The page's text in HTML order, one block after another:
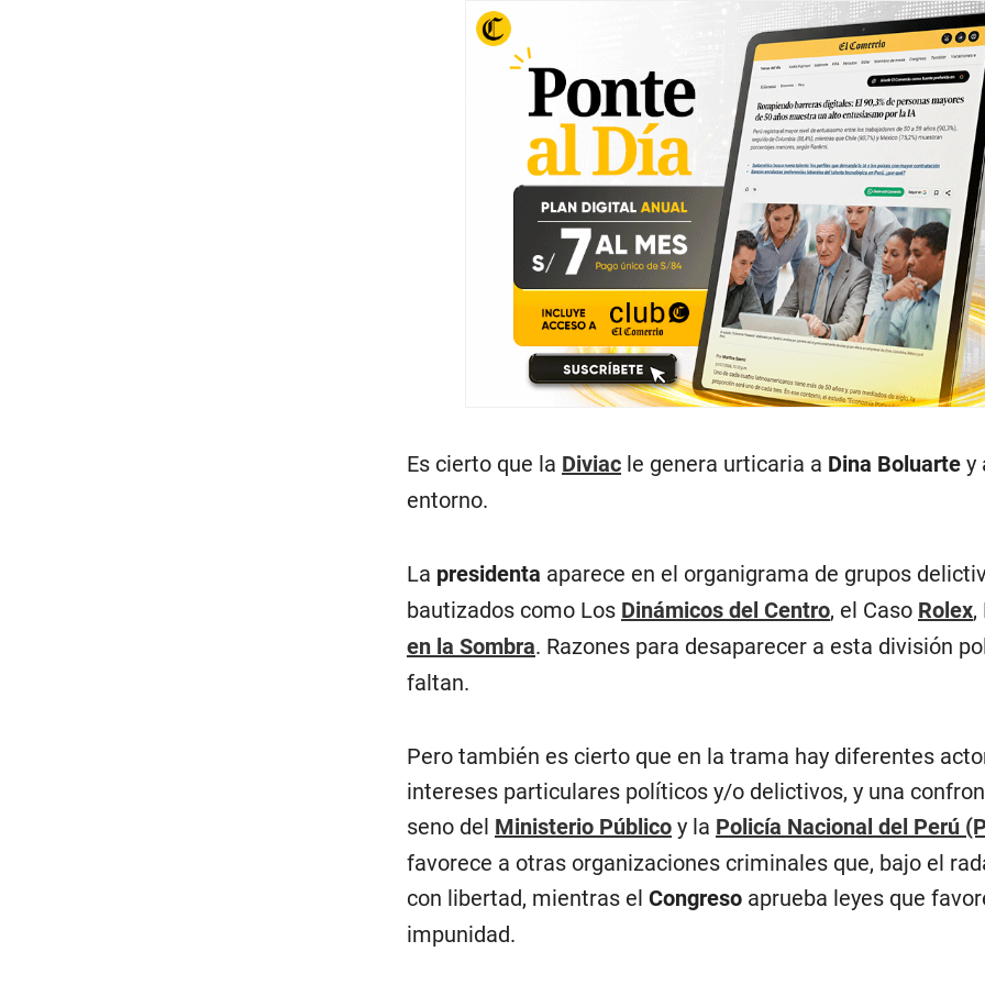
Es cierto que la Diviac le genera urticaria a Dina Boluarte y
entorno.
La presidenta aparece en el organigrama de grupos
bautizados como Los Dinámicos del Centro, el Caso Rolex,
en la Sombra. Razones para desaparecer a esta división
faltan.
Pero también es cierto que en la trama hay diferentes
intereses particulares políticos y/o delictivos, y una
seno del Ministerio Público y la Policía Nacional del Perú
favorece a otras organizaciones criminales que, bajo el
con libertad, mientras el Congreso aprueba leyes que
impunidad.